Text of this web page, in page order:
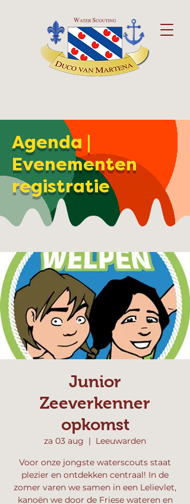
Agenda |
Evenementen
registratie
Junior
Zeeverkenner
opkomst
za 03 aug
  |
Leeuwarden
Voor onze jongste waterscouts staat
plezier en ontdekken centraal! In de
zomer varen we samen in een Lelievlet,
kanoën we door de Friese wateren en